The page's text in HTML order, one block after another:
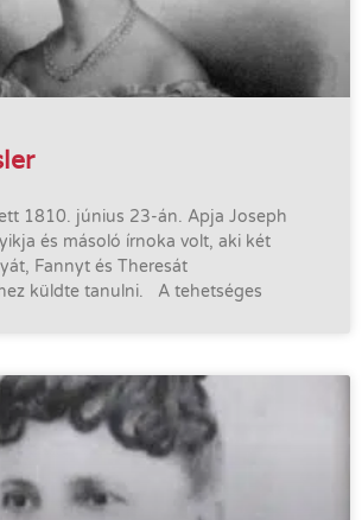
1810. június 23-án. Apja Joseph
és másoló írnoka volt, aki két
Fannyt és Theresát
küldte tanulni. A tehetséges